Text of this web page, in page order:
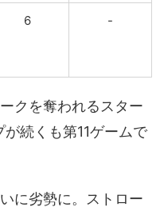
6 -
クを奪われるスター
続くも第11ゲームで
に劣勢に。ストロー